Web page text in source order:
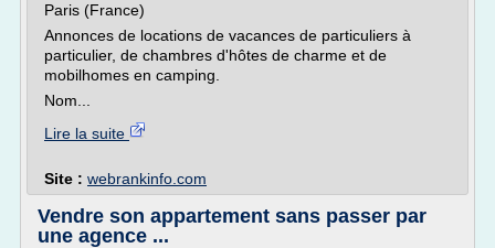
Paris (France)
Annonces de locations de vacances de particuliers à
particulier, de chambres d'hôtes de charme et de
mobilhomes en camping.
Nom...
Lire la suite
Site : webrankinfo.com
Vendre son appartement sans passer par
une agence ...